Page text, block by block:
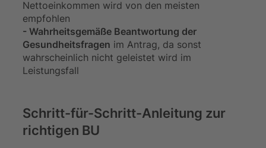
Nettoeinkommen wird von den meisten
empfohlen
- Wahrheitsgemäße Beantwortung der
Gesundheitsfragen im Antrag, da sonst
wahrscheinlich nicht geleistet wird im
Leistungsfall
Schritt-für-Schritt-Anleitung zur
richtigen BU